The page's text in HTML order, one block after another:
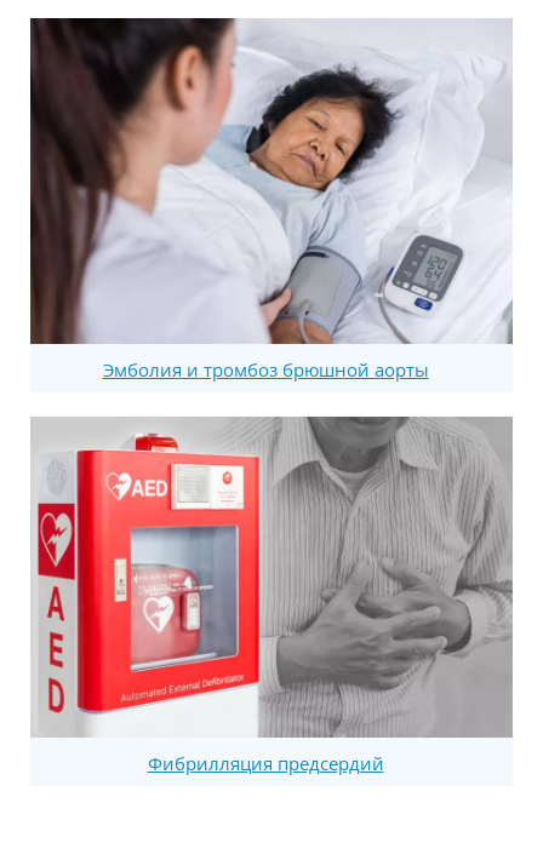
Эмболия и тромбоз брюшной аорты
Фибрилляция предсердий